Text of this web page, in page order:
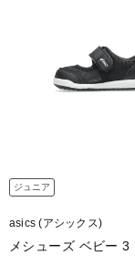
ジュニア
asics (アシックス)
メシューズ ベビー 3